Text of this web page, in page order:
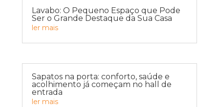
Lavabo: O Pequeno Espaço que Pode
Ser o Grande Destaque da Sua Casa
ler mais
Sapatos na porta: conforto, saúde e
acolhimento já começam no hall de
entrada
ler mais